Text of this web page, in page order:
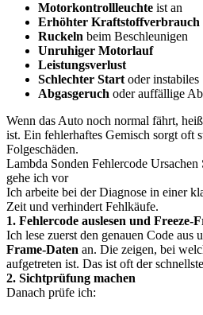
Motorkontrollleuchte ist an
Erhöhter Kraftstoffverbrauch
Ruckeln beim Beschleunigen
Unruhiger Motorlauf
Leistungsverlust
Schlechter Start oder instabiles
Abgasgeruch oder auffällige
Wenn das Auto noch normal fährt,
ist. Ein fehlerhaftes Gemisch sorgt oft
Folgeschäden.
Lambda Sonden Fehlercode
gehe ich vor
Ich arbeite bei der Diagnose in einer
Zeit und verhindert Fehlkäufe.
1. Fehlercode auslesen und Freeze-
Ich lese zuerst den genauen Code aus
Frame-Daten an. Die zeigen, bei
aufgetreten ist. Das ist oft der
2. Sichtprüfung machen
Danach prüfe ich: